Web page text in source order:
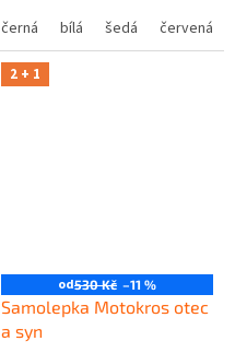
modrá žlutá zelená růžová
černá
bílá šedá červená
2 + 1
od530 Kč –11 %
Samolepka Motokros otec
a syn